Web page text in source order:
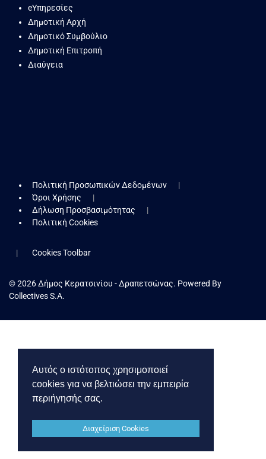
eΥπηρεσίες
Δημοτική Αρχή
Δημοτικό Συμβούλιο
Δημοτική Επιτροπή
Διαύγεια
Πολιτική Προσωπικών Δεδομένων
Όροι Χρήσης
Δήλωση Προσβασιμότητας
Πολιτική Cookies
Cookies Toolbar
© 2026 Δήμος Κερατσινίου - Δραπετσώνας. Powered By
Collectives S.A.
Αυτός ο ιστότοπος χρησιμοποιεί
cookies για να βελτιώσει την εμπειρία
περιήγησής σας.
Διαχείριση Cookies